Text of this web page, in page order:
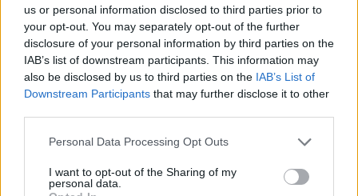
us or personal information disclosed to third parties prior to
your opt-out. You may separately opt-out of the further
disclosure of your personal information by third parties on the
IAB’s list of downstream participants. This information may
also be disclosed by us to third parties on the IAB’s List of
Downstream Participants that may further disclose it to other
Personal Data Processing Opt Outs
I want to opt-out of the Sharing of my
personal data.
Foto original: